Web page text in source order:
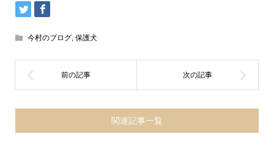
今村のブログ, 保護犬
関連記事一覧